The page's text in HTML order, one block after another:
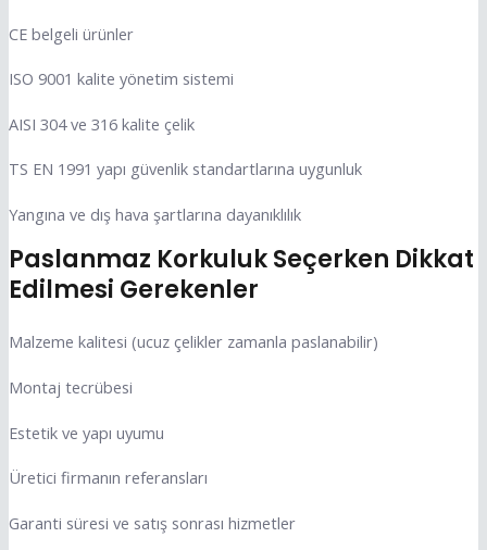
CE belgeli ürünler
ISO 9001 kalite yönetim sistemi
AISI 304 ve 316 kalite çelik
TS EN 1991 yapı güvenlik standartlarına uygunluk
Yangına ve dış hava şartlarına dayanıklılık
Paslanmaz Korkuluk Seçerken Dikkat
Edilmesi Gerekenler
Malzeme kalitesi (ucuz çelikler zamanla paslanabilir)
Montaj tecrübesi
Estetik ve yapı uyumu
Üretici firmanın referansları
Garanti süresi ve satış sonrası hizmetler